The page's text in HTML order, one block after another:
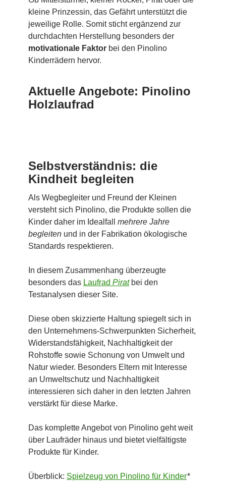
kleine Prinzessin, das Gefährt unterstützt die
jeweilige Rolle. Somit sticht ergänzend zur
durchdachten Herstellung besonders der
motivationale Faktor bei den Pinolino
Kinderrädern hervor.
Aktuelle Angebote: Pinolino
Holzlaufrad
Selbstverständnis: die
Kindheit begleiten
Als Wegbegleiter und Freund der Kleinen
versteht sich Pinolino, die Produkte sollen die
Kinder daher im Idealfall mehrere Jahre
begleiten und in der Fabrikation ökologische
Standards respektieren.
In diesem Zusammenhang überzeugte
besonders das Laufrad Piratbei den
Testanalysen dieser Site.
Diese oben skizzierte Haltung spiegelt sich in
den Unternehmens-Schwerpunkten Sicherheit,
Widerstandsfähigkeit, Nachhaltigkeit der
Rohstoffe sowie Schonung von Umwelt und
Natur wieder. Besonders Eltern mit Interesse
an Umweltschutz und Nachhaltigkeit
interessieren sich daher in den letzten Jahren
verstärkt für diese Marke.
Das komplette Angebot von Pinolino geht weit
über Laufräder hinaus und bietet vielfältigste
Produkte für Kinder.
Überblick: Spielzeug von Pinolino für Kinder*